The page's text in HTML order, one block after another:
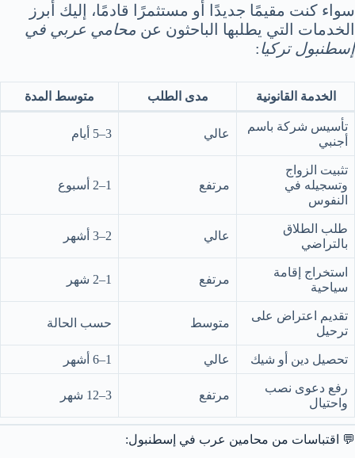
سواء كنت مقيمًا جديدًا أو مستثمرًا قادمًا، إليك أبرز
الخدمات التي يطلبها الباحثون عن محامي عربي في
إسطنبول تركيا:
الخدمة القانونية مدى الطلب متوسط المدة
تأسيس شركة باسم
أجنبي
عالي 3–5 أيام
تثبيت الزواج
وتسجيله في
النفوس
مرتفع 1–2 أسبوع
طلب الطلاق
بالتراضي
عالي 2–3 أشهر
استخراج إقامة
سياحية
مرتفع 1–2 شهر
تقديم اعتراض على
ترحيل
متوسط حسب الحالة
تحصيل دين أو شيك عالي 1–6 أشهر
رفع دعوى نصب
واحتيال
مرتفع 3–12 شهر
💬 اقتباسات من محامين عرب في إسطنبول: